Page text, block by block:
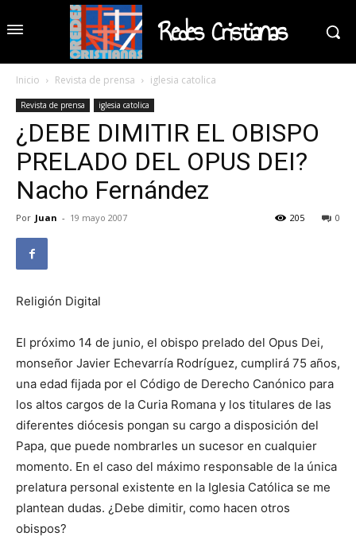
Redes Cristianas
Inicio Revista de prensa iglesia catolica
Revista de prensa iglesia catolica
¿DEBE DIMITIR EL OBISPO
PRELADO DEL OPUS DEI?
Nacho Fernández
Por Juan - 19 mayo 2007 0
205
Religión Digital
El próximo 14 de junio, el obispo prelado del Opus Dei,
monseñor Javier Echevarría Rodríguez, cumplirá 75 años,
una edad fijada por el Código de Derecho Canónico para
los altos cargos de la Curia Romana y los titulares de las
diferentes diócesis pongan su cargo a disposición del
Papa, que puede nombrarles un sucesor en cualquier
momento. En el caso del máximo responsable de la única
prelatura personal existente en la Iglesia Católica se me
plantean dudas. ¿Debe dimitir, como hacen otros
obispos?